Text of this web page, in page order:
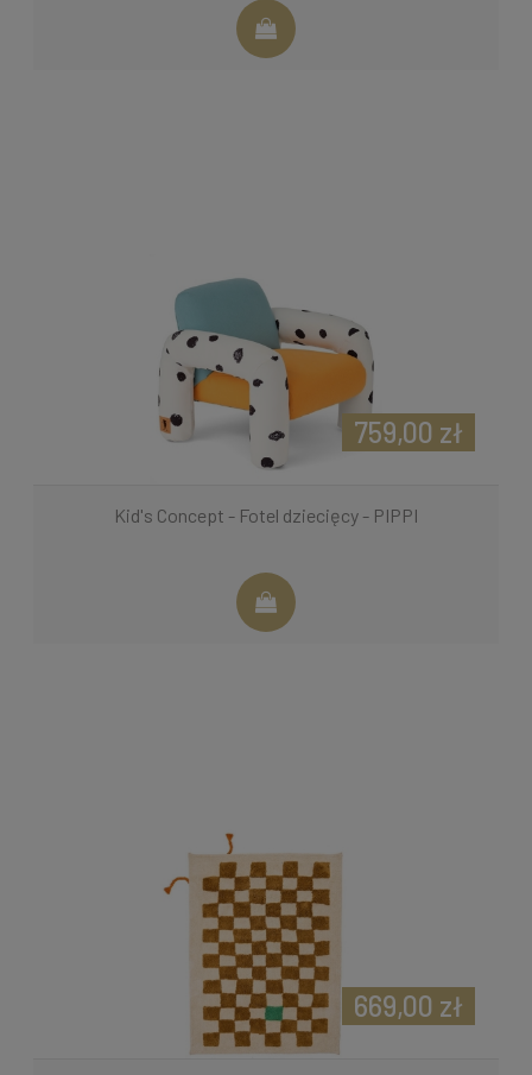
Kid's Concept - Fotel dziecięcy - PIPPI
759,00 zł
669,00 zł